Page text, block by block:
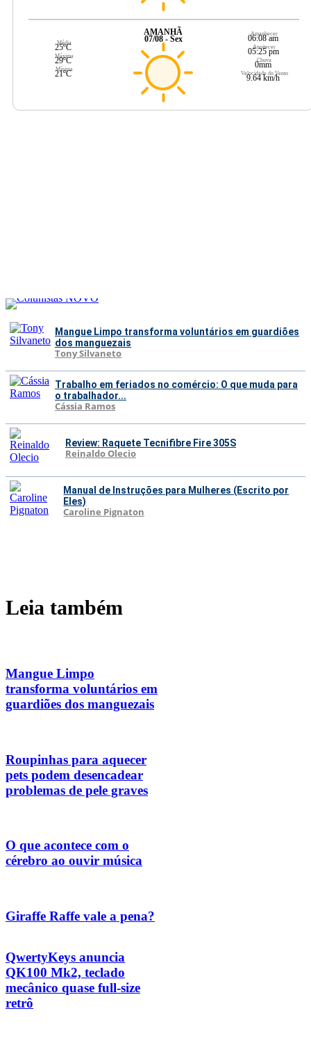
Média
25ºC
Máxima
29ºC
Mínima
21ºC
AMANHÃ
07/08 - Sex
Amanhecer
06:08 am
Anoitecer
05:25 pm
Chuva
0mm
Velocidade do Vento
9.64 km/h
Mangue Limpo transforma voluntários em guardiões
dos manguezais
Tony Silvaneto
Trabalho em feriados no comércio: O que muda para
o trabalhador...
Cássia Ramos
Review: Raquete Tecnifibre Fire 305S
Reinaldo Olecio
Manual de Instruções para Mulheres (Escrito por
Eles)
Caroline Pignaton
Leia também
Mangue Limpo
transforma voluntários em
guardiões dos manguezais
Roupinhas para aquecer
pets podem desencadear
problemas de pele graves
O que acontece com o
cérebro ao ouvir música
Giraffe Raffe vale a pena?
QwertyKeys anuncia
QK100 Mk2, teclado
mecânico quase full-size
retrô